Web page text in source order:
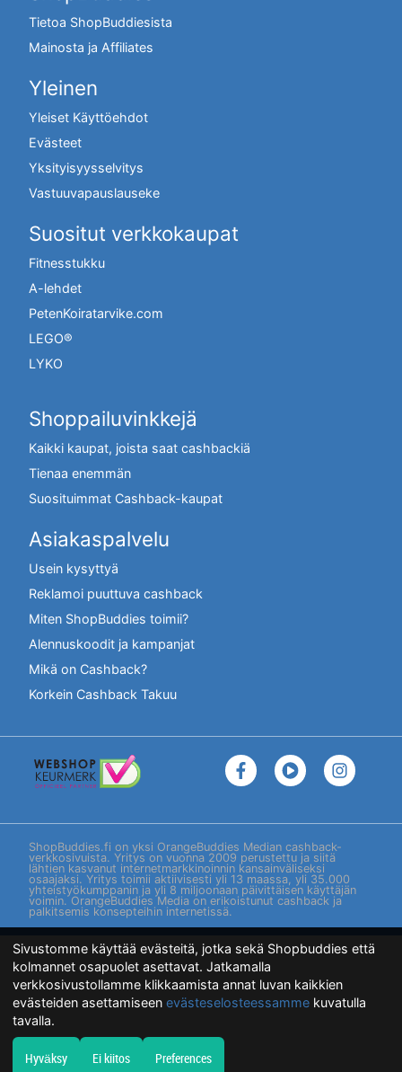
Sivustomme käyttää evästeitä, jotka sekä Shopbuddies että
kolmannet osapuolet asettavat. Jatkamalla
verkkosivustollamme klikkaamista annat luvan kaikkien
evästeiden asettamiseen evästeselosteessamme kuvatulla
tavalla.
Hyväksy Ei kiitos Preferences
Tietoa ShopBuddiesista
Mainosta ja Affiliates
Yleinen
Yleiset Käyttöehdot
Evästeet
Yksityisyysselvitys
Vastuuvapauslauseke
Suositut verkkokaupat
Fitnesstukku
A-lehdet
PetenKoiratarvike.com
LEGO®
LYKO
Shoppailuvinkkejä
Kaikki kaupat, joista saat cashbackiä
Tienaa enemmän
Suosituimmat Cashback-kaupat
Asiakaspalvelu
Usein kysyttyä
Reklamoi puuttuva cashback
Miten ShopBuddies toimii?
Alennuskoodit ja kampanjat
Mikä on Cashback?
Korkein Cashback Takuu
ShopBuddies.fi on yksi OrangeBuddies Median cashback-
verkkosivuista. Yritys on vuonna 2009 perustettu ja siitä
lähtien kasvanut internetmarkkinoinnin kansainväliseksi
osaajaksi. Yritys toimii aktiivisesti yli 13 maassa, yli 35.000
yhteistyökumppanin ja yli 8 miljoonaan päivittäisen käyttäjän
voimin. OrangeBuddies Media on erikoistunut cashback ja
palkitsemis konsepteihin internetissä.